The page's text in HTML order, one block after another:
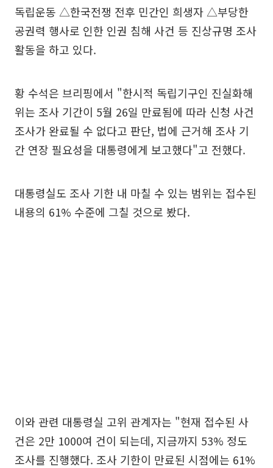
독립운동 △한국전쟁 전후 민간인 희생자 △부당한
공권력 행사로 인한 인권 침해 사건 등 진상규명 조사
활동을 하고 있다.
황 수석은 브리핑에서 "한시적 독립기구인 진실화해
위는 조사 기간이 5월 26일 만료됨에 따라 신청 사건
조사가 완료될 수 없다고 판단, 법에 근거해 조사 기
간 연장 필요성을 대통령에게 보고했다"고 전했다.
대통령실도 조사 기한 내 마칠 수 있는 범위는 접수된
내용의 61% 수준에 그칠 것으로 봤다.
이와 관련 대통령실 고위 관계자는 "현재 접수된 사
건은 2만 1000여 건이 되는데, 지금까지 53% 정도
조사를 진행했다. 조사 기한이 만료된 시점에는 61%